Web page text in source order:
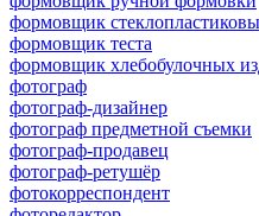
формовщик
формовщик теста
формовщик хлебобулочных
фотограф
фотограф-дизайнер
фотограф предметной съемки
фотограф-продавец
фотограф-ретушёр
фотокорреспондент